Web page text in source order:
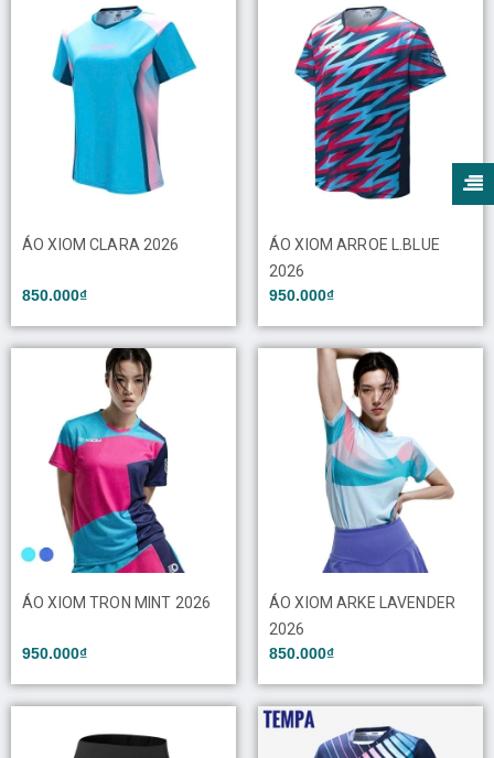
ÁO XIOM CLARA 2026
850.000₫
ÁO XIOM ARROE L.BLUE
2026
950.000₫
ÁO XIOM TRON MINT 2026
950.000₫
ÁO XIOM ARKE LAVENDER
2026
850.000₫